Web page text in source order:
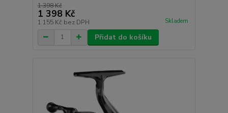
1 398 Kč
1 398 Kč
1 155 Kč bez DPH Skladem
Přidat do košíku